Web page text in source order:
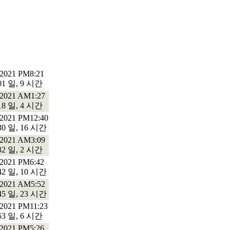
PM8:21
일, 9 시간
AM1:27
일, 4 시간
PM12:40
일, 16 시간
AM3:09
일, 2 시간
PM6:42
일, 10 시간
AM5:52
일, 23 시간
PM11:23
일, 6 시간
PM5:26